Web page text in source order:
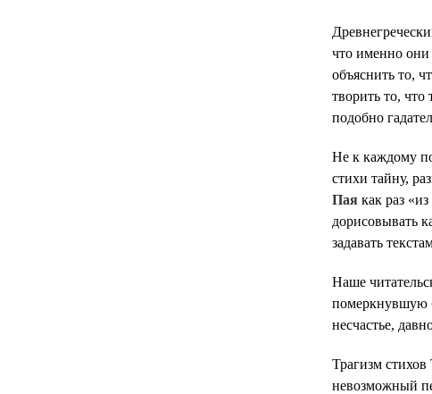
что именно они
объяснить то,
творить то,
подобно
Не к каждому
стихи тайну,
Пая как раз
дорисовывать
задавать
Наше
померкнувшую
несчастье,
Трагизм
невозможный